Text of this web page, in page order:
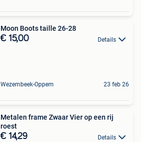
Moon Boots taille 26-28
€ 15,00 Details
Wezembeek-Oppem 23 feb 26
Metalen frame Zwaar Vier op een rij
roest
€ 14,29 Details